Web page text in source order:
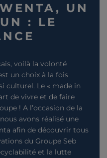
UN
: LE
voilà la volonté
un choix à la fois
culturel. Le « made in
de vivre et de faire
! A l’occasion de la
avons réalisé une
afin de découvrir tous
du Groupe Seb
et la lutte